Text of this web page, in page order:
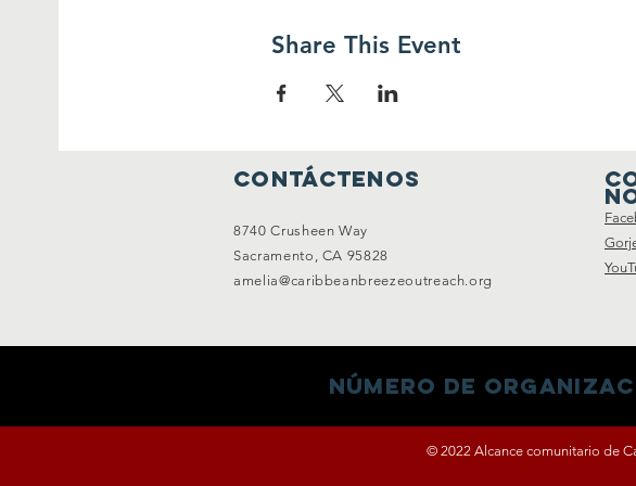
Share This Event
Contáctenos
8740 Crusheen Way
Sacramento, CA 95828
amelia@caribbeanbreezeoutreach.org
Número de
© 2022 Alcance comunitario de